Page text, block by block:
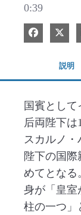
0:39
Facebook
X
説明
国賓とし
后両陛下
スカルノ・
陛下の国
めてとなる
身が「皇室
柱の一つ」